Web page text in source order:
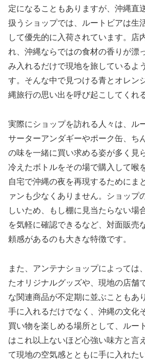
定になることもありますが、沖縄直
扱うショップでは、ルートビアは生
して優先的に入荷されています。店
れ、沖縄ならではの食材の香りが漂
み入れるだけで現地を旅しているよ
す。そんな中で見つける青とオレン
縄旅行の思い出を呼び起こしてくれ
実際にショップを訪れる人々は、ル
サーターアンダギーやポーク缶、ち
の味を一緒に買い求める姿が多く見
冷えたボトルをその場で購入して喉
自宅で沖縄の夜を再現するためにま
ァンも少なくありません。ショップ
しいため、もし棚に見当たらない場
を気軽に確認できるなど、対面販売
頼感があるのも大きな特徴です。
また、アンテナショップによっては
たオリジナルグッズや、現地の店舗
な関連商品が不定期に並ぶこともあ
手に入れるだけでなく、沖縄の文化
買い物を楽しめる場所として、ルー
はこれ以上ないほど心強い味方と言
て現地の空気感とともに手に入れた